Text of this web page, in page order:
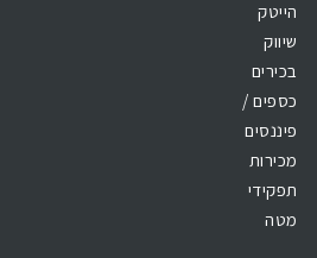
הייטק
שיווק
בכירים
כספים /
פיננסים
מכירות
תפקידי
מטה